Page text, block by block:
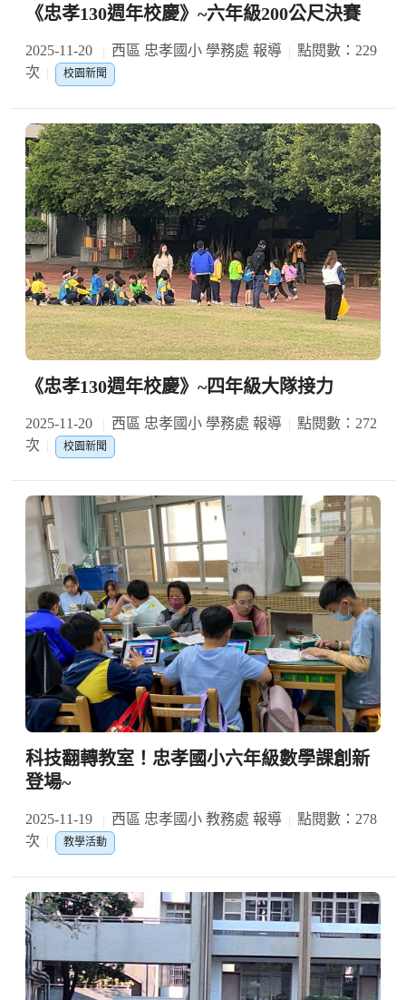
《忠孝130週年校慶》~六年級200公尺決賽
2025-11-20 西區 忠孝國小 學務處 報導
點閱數：229
次
校園新聞
《忠孝130週年校慶》~四年級大隊接力
2025-11-20 西區 忠孝國小 學務處 報導
點閱數：272
次
校園新聞
科技翻轉教室！忠孝國小六年級數學課創新
登場~
2025-11-19 西區 忠孝國小 教務處 報導
點閱數：278
次
教學活動